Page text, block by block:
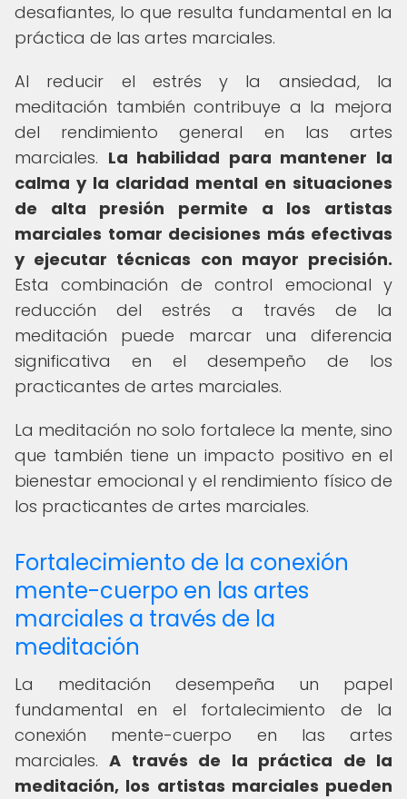
desafiantes, lo que resulta fundamental en la
práctica de las artes marciales.
Al reducir el estrés y la ansiedad, la
meditación también contribuye a la mejora
del rendimiento general en las artes
marciales. La habilidad para mantener la
calma y la claridad mental en situaciones
de alta presión permite a los artistas
marciales tomar decisiones más efectivas
y ejecutar técnicas con mayor precisión.
Esta combinación de control emocional y
reducción del estrés a través de la
meditación puede marcar una diferencia
significativa en el desempeño de los
practicantes de artes marciales.
La meditación no solo fortalece la mente, sino
que también tiene un impacto positivo en el
bienestar emocional y el rendimiento físico de
los practicantes de artes marciales.
Fortalecimiento de la conexión
mente-cuerpo en las artes
marciales a través de la
meditación
La meditación desempeña un papel
fundamental en el fortalecimiento de la
conexión mente-cuerpo en las artes
marciales.A través de la práctica de la
meditación, los artistas marciales pueden